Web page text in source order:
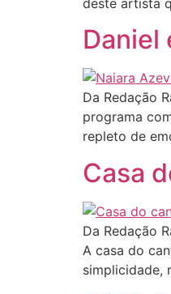
deste artista
Daniel
Da Redação
programa
repleto de
Casa
Da Redação
A casa do
simplicidade,